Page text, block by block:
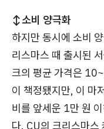
↕️소비 양극화
하지만 동시에 소비
리스마스 때 출시된
크의 평균 가격은
이 책정됐지만, 이 마
비를 앞세운 1만 원
다. CU의 크리스마스